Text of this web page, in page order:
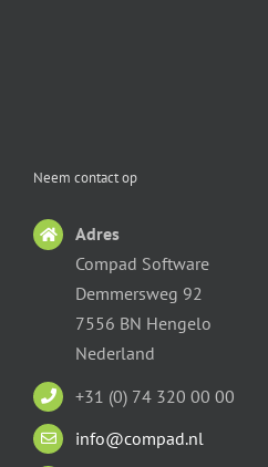
Neem contact op
Adres
Compad Software
Demmersweg 92
7556 BN Hengelo
Nederland
+31 (0) 74 320 00 00
info@compad.nl